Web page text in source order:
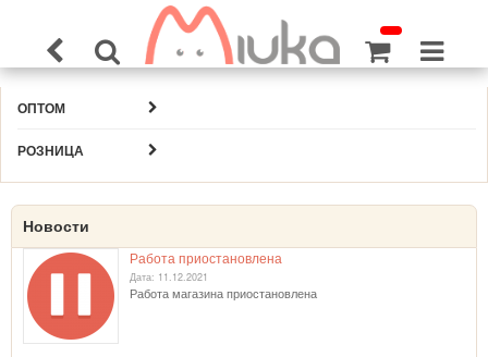
ОПТОМ
РОЗНИЦА
Новости
Работа приостановлена
Дата: 11.12.2021
Работа магазина приостановлена